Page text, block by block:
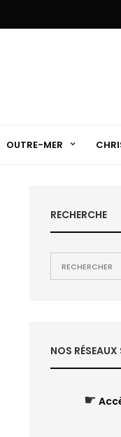
OUTRE-MER
RECHERCHE
NOS
☛